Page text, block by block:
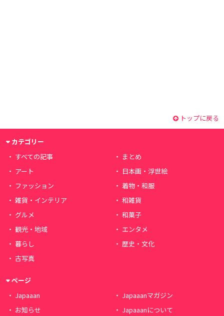
トップに戻る
カテゴリー
すべての記事
まとめ
アート
日本画・浮世絵
ファッション
着物・和服
雑貨・インテリア
和雑貨
グルメ
和菓子
観光・地域
エンタメ
暮らし
歴史・文化
古写真
ページ
Japaaan
Japaaanマガジン
お知らせ
Japaaanについて